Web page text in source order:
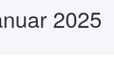
2025